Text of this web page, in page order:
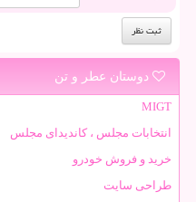
دوستان عطر و تن
MIGT
انتخابات مجلس ، کاندیدای مجلس
خرید و فروش خودرو
طراحی سایت